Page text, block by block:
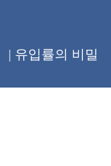
| 유입률의 비밀